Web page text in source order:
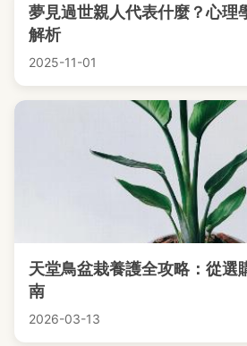
夢見過世親人代表什麼？心理
解析
2025-11-01
天堂鳥盆栽養護全攻略：從選
南
2026-03-13